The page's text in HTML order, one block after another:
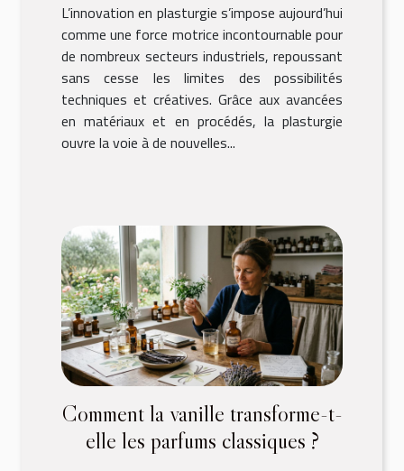
L’innovation en plasturgie s’impose aujourd’hui
comme une force motrice incontournable pour
de nombreux secteurs industriels, repoussant
sans cesse les limites des possibilités
techniques et créatives. Grâce aux avancées
en matériaux et en procédés, la plasturgie
ouvre la voie à de nouvelles...
Comment la vanille transforme-t-
elle les parfums classiques ?